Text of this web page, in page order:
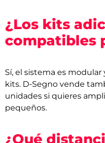
¿Los kits
compatibles
Sí, el sistema es
kits. D-Segno vende
unidades si quieres
pequeños.
¿Qué